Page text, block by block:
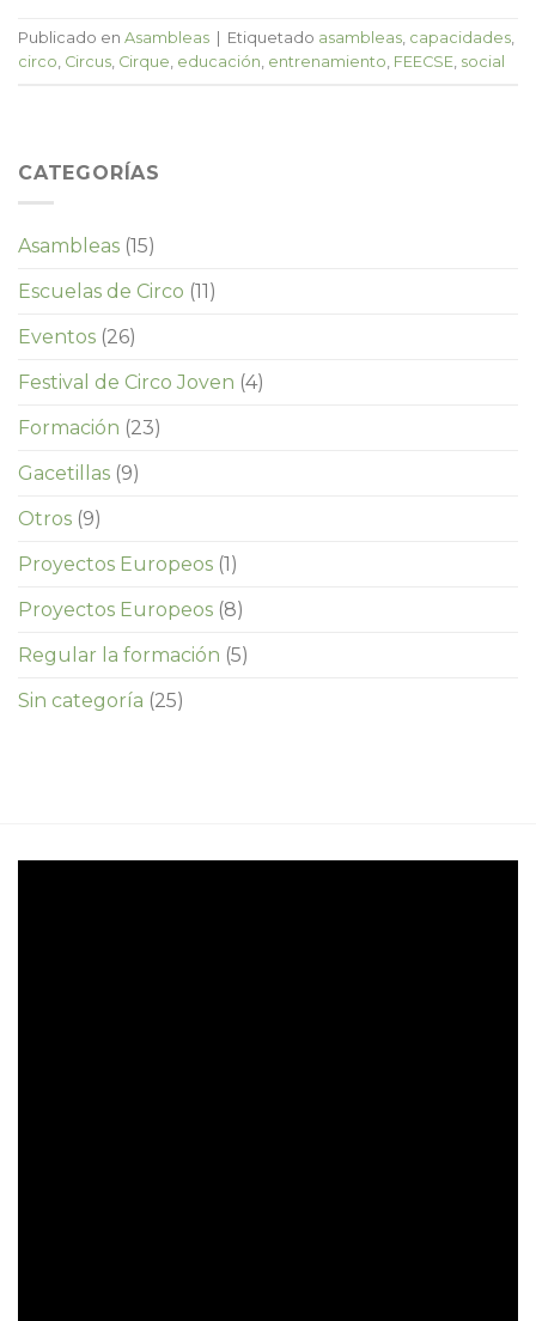
Publicado en Asambleas Etiquetado asambleas, capacidades,
circo, Circus, Cirque, educación, entrenamiento, FEECSE, social
CATEGORÍAS
Asambleas (15)
Escuelas de Circo (11)
Eventos (26)
Festival de Circo Joven (4)
Formación (23)
Gacetillas (9)
Otros (9)
Proyectos Europeos (1)
Proyectos Europeos (8)
Regular la formación (5)
Sin categoría (25)